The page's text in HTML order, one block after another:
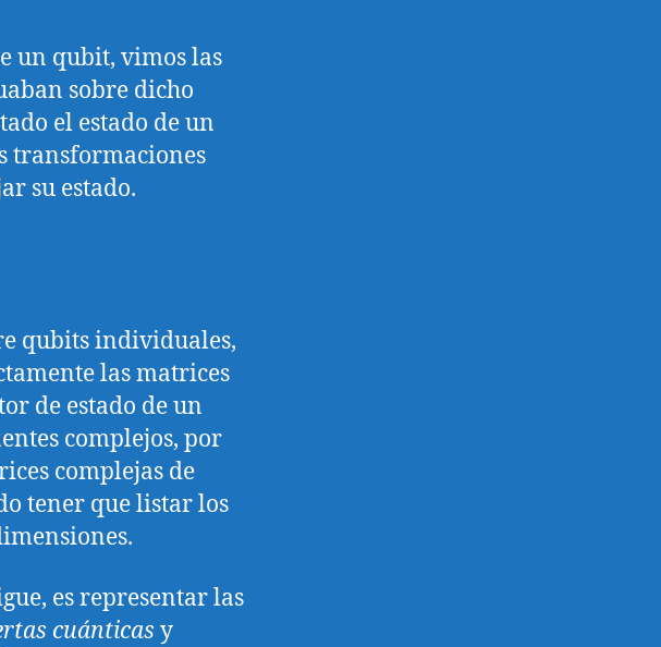
un qubit, vimos las
sobre dicho
el estado de un
transformaciones
su estado.
qubits individuales,
las matrices
de estado de un
complejos, por
complejas de
tener que listar los
es representar las
cuánticas y